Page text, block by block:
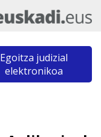
Egoitza judizial
elektronikoa